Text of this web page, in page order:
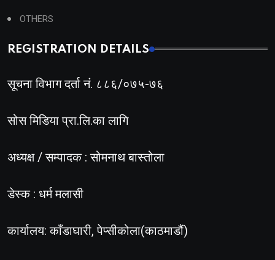
OTHERS
REGISTRATION DETAILS
सूचना विभाग दर्ता नं. ८८६/०७५-७६
सोस मिडिया प्रा.लि.का लागि
अध्यक्ष / सम्पादक : सोमनाथ बास्तोला
डेस्क : धर्म मलासी
कार्यालय: काँडाघारी, पेप्सीकोला(काठमाडौं)